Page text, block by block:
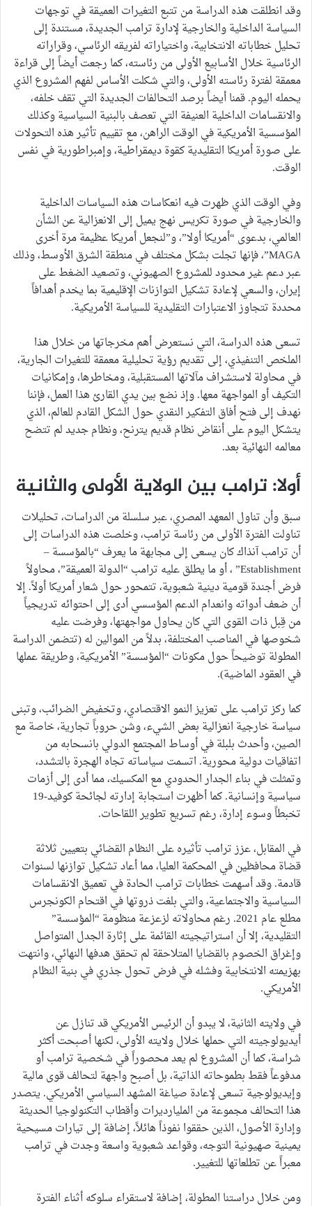
وقد انطلقت هذه الدراسة من تتبع التغيرات العميقة في توجهات
السياسة الداخلية والخارجية لإدارة ترامب الجديدة، مستندة إلى
تحليل خطاباته الانتخابية، واختياراته لفريقه الرئاسي، وقراراته
الرئاسية خلال الأسابيع الأولى من رئاسته، كما رجعت أيضاً إلى قراءة
معمقة لفترة رئاسته الأولى، والتي شكلت الأساس لفهم المشروع الذي
يحمله اليوم. قمنا أيضاً برصد التحالفات الجديدة التي تقف خلفه،
والانقسامات الداخلية العنيفة التي تعصف بالبنية السياسية وكذلك
المؤسسية الأمريكية في الوقت الراهن، مع تقييم تأثير هذه التحولات
على صورة أمريكا التقليدية كقوة ديمقراطية، وإمبراطورية في نفس
الوقت.
وفي الوقت الذي ظهرت فيه انعكاسات هذه السياسات الداخلية
والخارجية في صورة تكريس نهج يميل إلى الانعزالية عن الشأن
العالمي، بدعوى “أمريكا أولا”، و”لنجعل أمريكا عظيمة مرة أخرى
MAGA”، فإنها تجلت بشكل مختلف في منطقة الشرق الأوسط، وذلك
عبر دعم غير محدود للمشروع الصهيوني، وتصعيد الضغط على
إيران، والسعي لإعادة تشكيل التوازنات الإقليمية بما يخدم أهدافاً
محددة تتجاوز الاعتبارات التقليدية للسياسة الأمريكية.
تسعى هذه الدراسة، التي نستعرض أهم مخرجاتها من خلال هذا
الملخص التنفيذي، إلى تقديم رؤية تحليلية معمقة للتغيرات الجارية،
في محاولة لاستشراف مآلاتها المستقبلية، ومخاطرها، وإمكانيات
التكيف أو المواجهة معها. وإذ نضع بين يدي القارئ هذا العمل، فإننا
نهدف إلى فتح أفاق التفكير النقدي حول الشكل القادم للعالم، الذي
يتشكل اليوم على أنقاض نظام قديم يترنح، ونظام جديد لم تتضح
معالمه النهائية بعد.
أولا: ترامب بين الولاية الأولى والثانية
سبق وأن تناول المعهد المصري، عبر سلسلة من الدراسات، تحليلات
تناولت الفترة الأولى من رئاسة ترامب، وخلصت هذه الدراسات إلى
أن ترامب آنذاك كان يسعى إلى مجابهة ما يعرف “بالمؤسسة –
Establishment” ، أو ما يطلق عليه ترامب “الدولة العميقة”، محاولاً
فرض أجندة قومية دينية شعبوية، تتمحور حول شعار أمريكا أولاً. إلا
أن ضعف أدواته وانعدام الدعم المؤسسي أدى إلى احتوائه تدريجياً
من قِبل ذات القوى التي كان يحاول مواجهتها، وفرضت عليه
شخوصها في المناصب المختلفة، بدلاً من الموالين له (تتضمن الدراسة
المطولة توضيحاً حول مكونات “المؤسسة” الأمريكية، وطريقة عملها
في العقود الماضية).
كما ركز ترامب على تعزيز النمو الاقتصادي، وتخفيض الضرائب، وتبنى
سياسة خارجية انعزالية بعض الشيء، وشن حروباً تجارية، خاصة مع
الصين، وأحدث بلبلة في أوساط المجتمع الدولي بانسحابه من
اتفاقيات دولية محورية. اتسمت سياساته تجاه الهجرة بالتشدد،
وتمثلت في بناء الجدار الحدودي مع المكسيك، مما أدى إلى أزمات
سياسية وإنسانية. كما أظهرت استجابة إدارته لجائحة كوفيد-19
تخبطاً وسوء إدارة، رغم تسريع تطوير اللقاحات.
في المقابل، عزز ترامب تأثيره على النظام القضائي بتعيين ثلاثة
قضاة محافظين في المحكمة العليا، مما أعاد تشكيل توازنها لسنوات
قادمة. وقد أسهمت خطابات ترامب الحادة في تعميق الانقسامات
السياسية والاجتماعية، والتي بلغت ذروتها في اقتحام الكونجرس
مطلع عام 2021. رغم محاولاته لزعزعة منظومة “المؤسسة”
التقليدية، إلا أن استراتيجيته القائمة على إثارة الجدل المتواصل
وإغراق الخصوم بالقضايا المتلاحقة لم تحقق هدفها النهائي، وانتهت
بهزيمته الانتخابية وفشله في فرض تحول جذري في بنية النظام
الأمريكي.
في ولايته الثانية، لا يبدو أن الرئيس الأمريكي قد تنازل عن
أيديولوجيته التي حملها خلال ولايته الأولى، لكنها أصبحت أكثر
شراسة، كما أن المشروع لم يعد محصوراً في شخصية ترامب أو
مدفوعاً فقط بطموحاته الذاتية، بل أصبح واجهة لتحالف قوى مالية
وإيديولوجية تسعى لإعادة صياغة المشهد السياسي الأمريكي. يتصدر
هذا التحالف مجموعة من المليارديرات وأقطاب التكنولوجيا الحديثة
وإدارة الأصول، الذين حققوا نفوذاً هائلاً، إضافة إلى تيارات مسيحية
يمينية صهيونية التوجه، وقواعد شعبوية واسعة وجدت في ترامب
معبراً عن تطلعاتها للتغيير.
ومن خلال دراستنا المطولة، إضافة لاستقراء سلوكه أثناء الفترة